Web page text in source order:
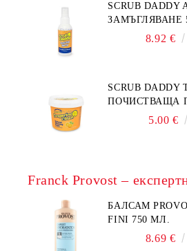
SCRUB
ЗАМЪГЛЯВАНЕ
8.92 €
SCRUB DADDY
ПОЧИСТВАЩА
5.00 €
Franck Provost –
БАЛСАМ
FINI 750 МЛ.
8.69 €